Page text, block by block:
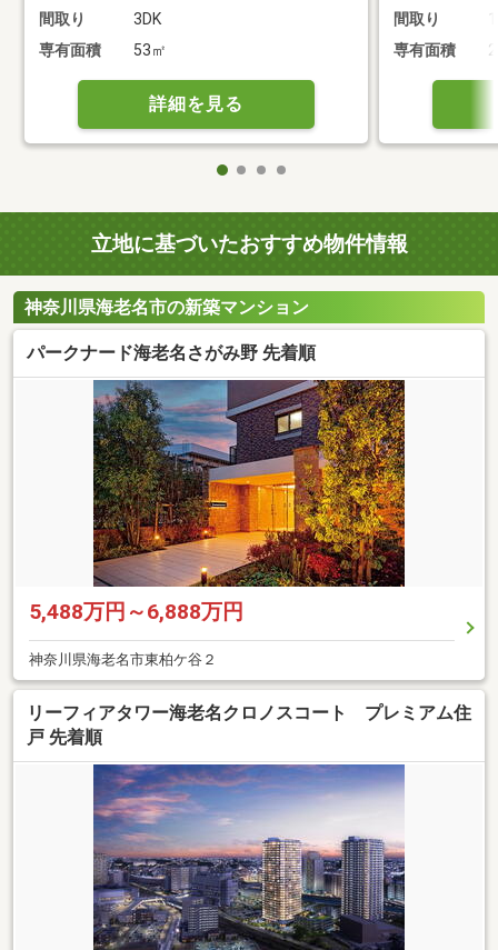
間取り
3DK
専有面積
53㎡
詳細を見る
間取り
専有面積
立地に基づいたおすすめ物件情報
神奈川県海老名市の新築マンション
パークナード海老名さがみ野 先着順
5,488万円～6,888万円
神奈川県海老名市東柏ケ谷２
リーフィアタワー海老名クロノスコート プレミアム住
戸 先着順